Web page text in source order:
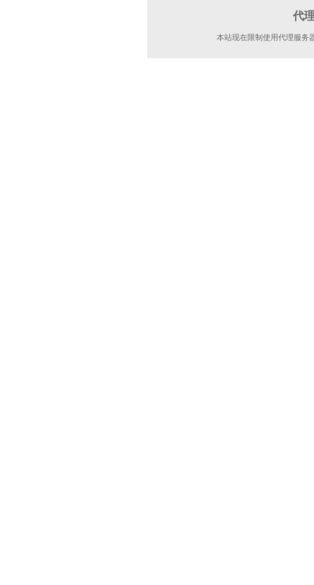
代
本站现在限制使用代理服务